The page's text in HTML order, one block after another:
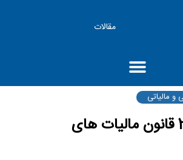
مقالات
و مالیاتی
بررسی ماده 24 قانون مالیات های